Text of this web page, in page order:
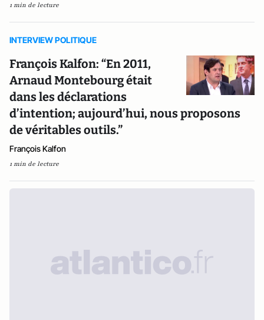
1 min de lecture
INTERVIEW POLITIQUE
François Kalfon: “En 2011,
Arnaud Montebourg était
dans les déclarations
d’intention; aujourd’hui, nous proposons
de véritables outils.”
François Kalfon
1 min de lecture